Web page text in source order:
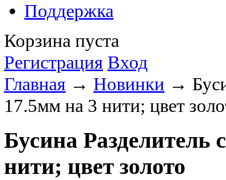
Поддержка
Корзина пуста
Регистрация Вход
Главная → Новинки →
17.5мм на 3 нити; цвет
Бусина
нити; цвет золото